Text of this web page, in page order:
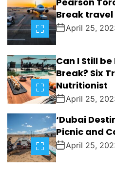
Break
April 25,
Can I Still
Break? Six
Nutritionist
April 25,
‘Dubai
Picnic and
April 25,